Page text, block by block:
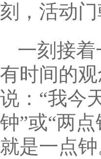
刻，活动
一刻接
有时间的
说：“我今
钟”或“两
就是一点